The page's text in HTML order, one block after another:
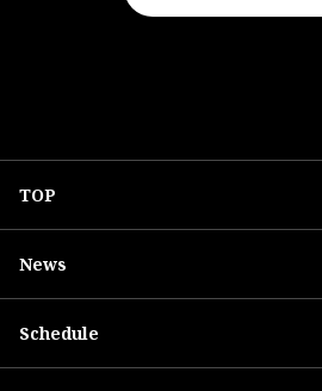
TOP
News
Schedule